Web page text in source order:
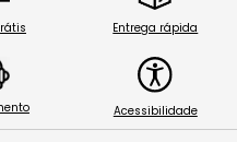
Entrega rápida
Acessibilidade